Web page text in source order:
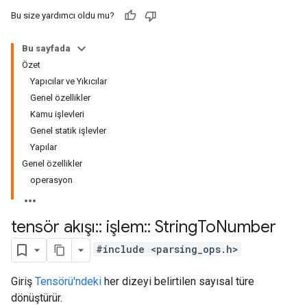
Bu size yardımcı oldu mu?
Bu sayfada
Özet
Yapıcılar ve Yıkıcılar
Genel özellikler
Kamu işlevleri
Genel statik işlevler
Yapılar
Genel özellikler
operasyon
tensör akışı:: işlem:: StringToNumber
#include <parsing_ops.h>
Giriş Tensörü'ndeki her dizeyi belirtilen sayısal türe
dönüştürür.